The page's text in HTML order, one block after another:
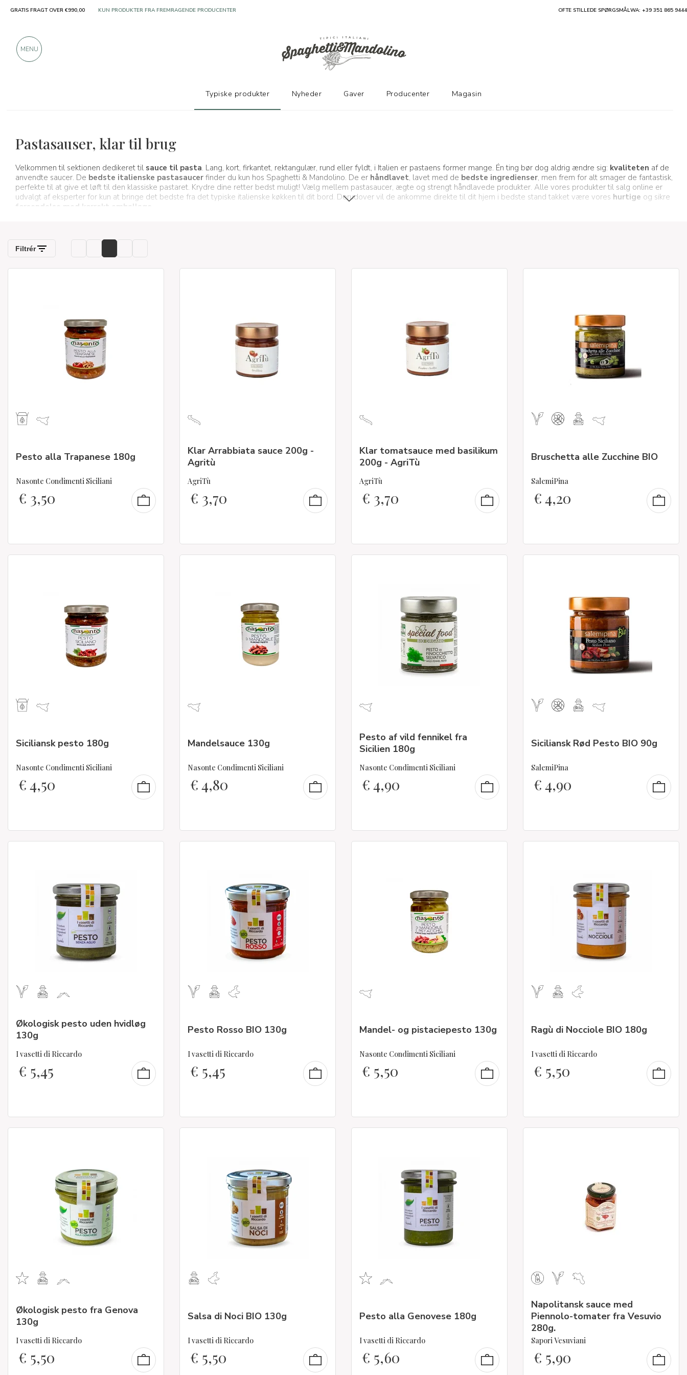
Pastasauser, klar til brug
Velkommen til sektionen dedikeret til sauce til pasta. Lang, kort, firkantet, rektangulær, rund eller fyldt, i Italien er pastaens former mange. Én ting bør dog aldrig ændre sig: kvaliteten af de
anvendte saucer. De bedste italienske pastasaucer finder du kun hos Spaghetti & Mandolino. De er håndlavet, lavet med de bedste ingredienser, men frem for alt smager de fantastisk,
perfekte til at give et løft til den klassiske pastaret. Krydre dine retter bedst muligt! Vælg mellem pastasaucer, ægte og strengt håndlavede produkter. Alle vores produkter til salg online er
udvalgt af eksperter for kun at bringe det bedste fra det typiske italienske køkken til dit bord. Derudover vil de ankomme direkte til dit hjem i bedste stand takket være vores hurtige og sikre
forsendelse med korrekt emballage
Pesto alla Trapanese 180g
Nasonte Condimenti Siciliani
€ 3,50
Klar Arrabbiata sauce 200g -
Agritù
AgriTù
€ 3,70
Klar tomatsauce med basilikum
200g - AgriTù
AgriTù
€ 3,70
Bruschetta alle Zucchine BIO
SalemiPina
€4,20
Siciliansk pesto 180g
Nasonte Condimenti Siciliani
€4,50
Mandelsauce 130g
Nasonte Condimenti Siciliani
€4,80
Pesto af vild fennikel fra
Sicilien 180g
Nasonte Condimenti Siciliani
€4,90
Siciliansk Rød Pesto BIO 90g
SalemiPina
€4,90
Økologisk pesto uden hvidløg
130g
I vasetti di Riccardo
€ 5,45
Pesto Rosso BIO 130g
I vasetti di Riccardo
€ 5,45
Mandel- og pistaciepesto 130g
Nasonte Condimenti Siciliani
€ 5,50
Ragù di Nocciole BIO 180g
I vasetti di Riccardo
€ 5,50
Økologisk pesto fra Genova
130g
I vasetti di Riccardo
€ 5,50
Salsa di Noci BIO 130g
I vasetti di Riccardo
€ 5,50
Pesto alla Genovese 180g
I vasetti di Riccardo
€ 5,60
Napolitansk sauce med
Piennolo-tomater fra Vesuvio
280g.
Sapori Vesuviani
€ 5,90
GRATIS FRAGT OVER €990,00 OVER 900 POSITIVE ANMELDELSER OFTE STILLEDE SPØRGSMÅLWA: +39 351 865 9444
MENU
Typiske produkter Nyheder Gaver Producenter Magasin